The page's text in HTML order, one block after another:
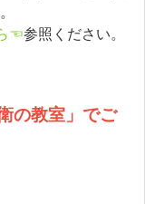
☜参照ください。
の教室」でご